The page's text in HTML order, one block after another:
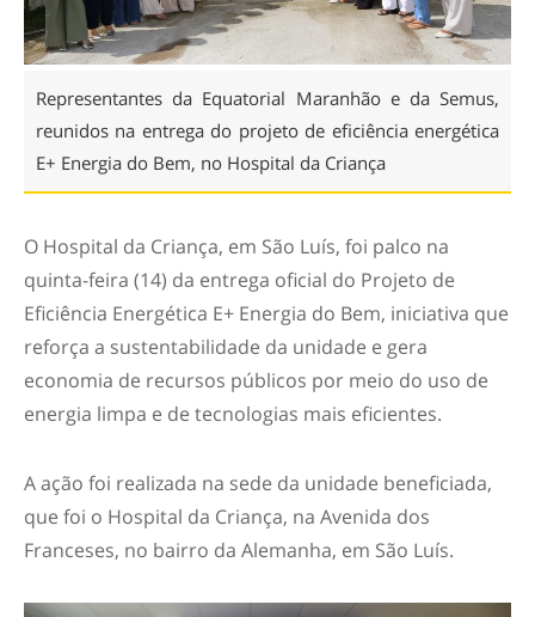
Representantes da Equatorial Maranhão e da Semus,
reunidos na entrega do projeto de eficiência energética
E+ Energia do Bem, no Hospital da Criança
O Hospital da Criança, em São Luís, foi palco na
quinta-feira (14) da entrega oficial do Projeto de
Eficiência Energética E+ Energia do Bem, iniciativa que
reforça a sustentabilidade da unidade e gera
economia de recursos públicos por meio do uso de
energia limpa e de tecnologias mais eficientes.
A ação foi realizada na sede da unidade beneficiada,
que foi o Hospital da Criança, na Avenida dos
Franceses, no bairro da Alemanha, em São Luís.